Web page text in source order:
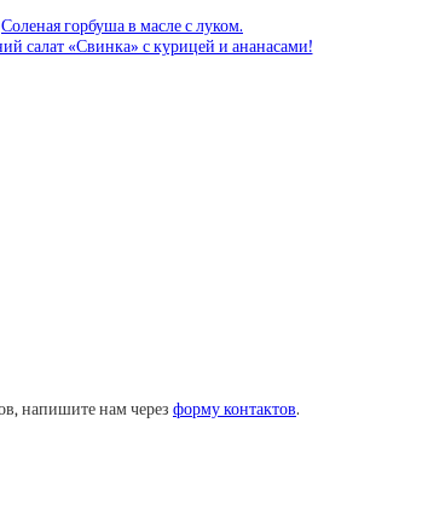
Соленая горбуша в масле с луком.
салат «Свинка» с курицей и ананасами!
напишите нам через форму контактов.